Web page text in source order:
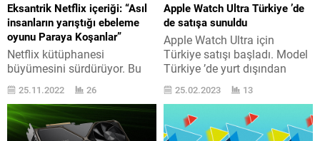
Eksantrik Netflix içeriği: “Asıl
insanların yarıştığı ebeleme
oyunu Paraya Koşanlar”
Netflix kütüphanesi
büyümesini sürdürüyor. Bu
sefer Asıl insanların yarıştığı
ebeleme oyunu Paraya
Koşanlar gündemde. 15
Kasım tarihinde Netflix
25.11.2022 26
Apple Watch Ultra Türkiye ’de
de satışa sunuldu
Apple Watch Ultra için
Türkiye satışı başladı. Model
Türkiye ’de yurt dışından
daha kısıtlı bir kitleye hitap
ediyor. Tüm ayrıntılarına
burada yer verdiğimiz Apple
imzalı en iddialı uslu saat
25.02.2023 13